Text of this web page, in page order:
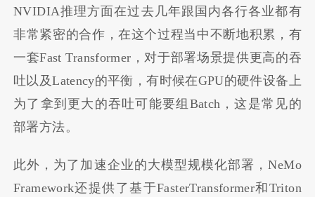
NVIDIA推理方面在过去几年跟国内各行各业都有
非常紧密的合作，在这个过程当中不断地积累，有
一套Fast Transformer，对于部署场景提供更高的吞
吐以及Latency的平衡，有时候在GPU的硬件设备上
为了拿到更大的吞吐可能要组Batch，这是常见的
部署方法。
此外，为了加速企业的大模型规模化部署，NeMo
Framework还提供了基于FasterTransformer和Triton